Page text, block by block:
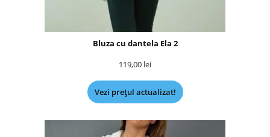
Bluza cu dantela Ela 2
119,00 lei
Vezi prețul actualizat!